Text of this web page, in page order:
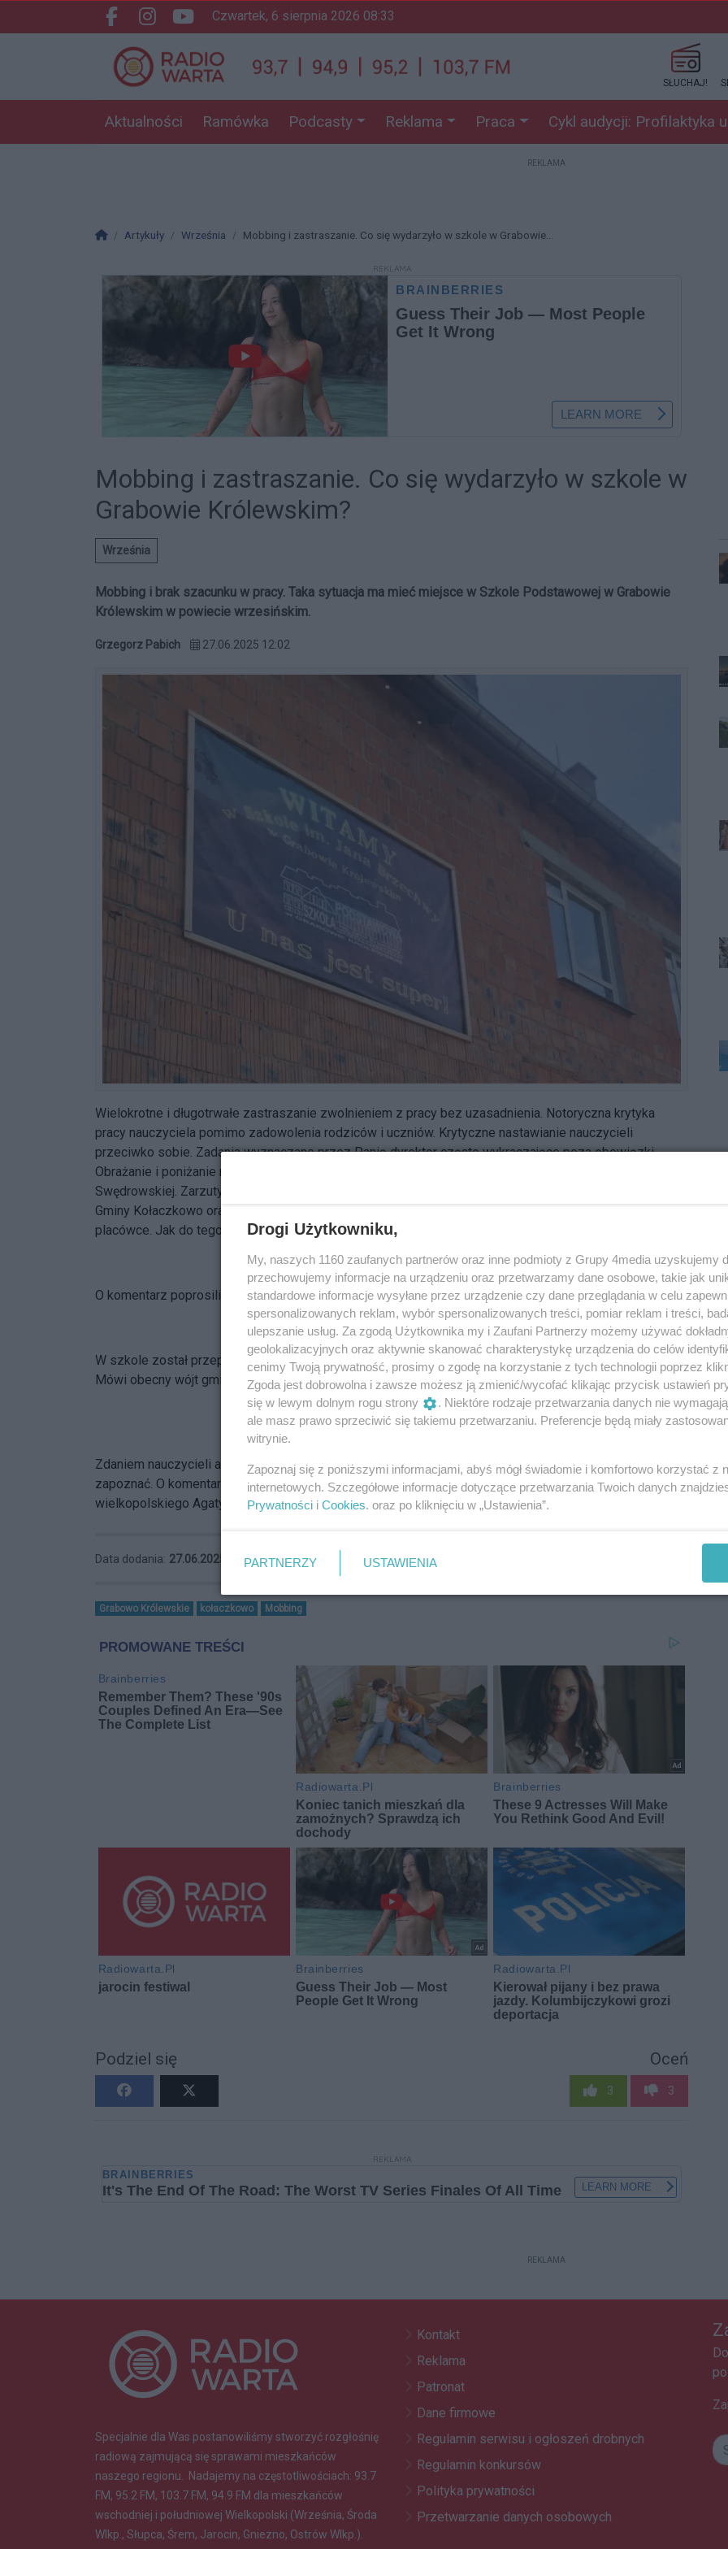
Facebook.com
Instagram.com
Youtube.com
czwartek, 6 sierpnia 2026 08:33
SŁUCHAJ!
Aktualności Ramówka Podcasty Reklama Praca Cykl audycji: Profilaktyka
REKLAMA
Strona główna
Artykuły Września Mobbing i zastraszanie. Co się wydarzyło w szkole w Grabowie...
REKLAMA
Mobbing i zastraszanie. Co się wydarzyło w szkole w
Grabowie Królewskim?
Września
Mobbing i brak szacunku w pracy. Taka sytuacja ma mieć miejsce w Szkole Podstawowej w Grabowie
Królewskim w powiecie wrzesińskim.
Grzegorz Pabich 27.06.2025 12:02
Wielokrotne i długotrwałe zastraszanie zwolnieniem z pracy bez uzasadnienia. Notoryczna krytyka
pracy nauczyciela pomimo zadowolenia rodziców i uczniów. Krytyczne nastawianie nauczycieli
przeciwko sobie. Zadania wyznaczane przez Panią dyrektor często wykraczające poza obowiązki.
Obrażanie i poniżanie nauczycieli. To tylko część zarzutów stawianych Pani dyrektor Ilonie
Swędrowskiej. Zarzuty te pojawiły się w piśmie skierowanym do wójta Gminy Kołaczkowo, radnych
Gminy Kołaczkowo oraz innych instytucji. Sprawa ma dotyczyć połowy nauczycieli zatrudnionych w
placówce. Jak do tego odnosi się dyrektor Ilona Swędrowska?
O komentarz poprosiliśmy również Teresę Waszak byłą wójt Gminy Kołaczkowo:
W szkole został przeprowadzony audyt, który jednak mógł nie wykazać wszystkich nieprawidłowości.
Mówi obecny wójt gminy Kołaczkowo MariuszGomulski:
Zdaniem nauczycieli audyt został przeprowadzony nierzetelnie, a z jego wynikami nie mogli się oni
zapoznać. O komentarz do całej sprawy zwróciliśmy się również do wojewody województwa
wielkopolskiego Agaty Sobczyk, czekamy na odpowiedź. Do tematu powrócimy.
Data dodania: 27.06.2025 12:02
Grabowo Królewskie kołaczkowo Mobbing
Podziel się Oceń
3 3
REKLAMA
REKLAMA
Specjalnie dla Was postanowiliśmy stworzyć rozgłośnię
radiową zajmującą się sprawami mieszkańców
naszego regionu.
Nadajemy na częstotliwościach: 93.7
FM, 95.2 FM, 103.7 FM, 94.9 FM dla mieszkańców
wschodniej i południowej Wielkopolski (Września, Środa
Wlkp., Słupca, Śrem, Jarocin, Gniezno, Ostrów Wlkp.).
Kontakt
Reklama
Patronat
Dane firmowe
Regulamin serwisu i ogłoszeń drobnych
Regulamin konkursów
Polityka prywatności
Przetwarzanie danych osobowych
Drogi Użytkowniku,
My, naszych 1160 zaufanych partnerów oraz inne podmioty z Grupy 4media uzyskujemy
przechowujemy informacje na urządzeniu oraz przetwarzamy dane osobowe, takie jak
standardowe informacje wysyłane przez urządzenie czy dane przeglądania w celu
spersonalizowanych reklam, wybór spersonalizowanych treści, pomiar reklam i treści,
ulepszanie usług. Za zgodą Użytkownika my i Zaufani Partnerzy możemy używać
geolokalizacyjnych oraz aktywnie skanować charakterystykę urządzenia do celów
cenimy Twoją prywatność, prosimy o zgodę na korzystanie z tych technologii poprzez
Zgoda jest dobrowolna i zawsze możesz ją zmienić/wycofać klikając przycisk ustawień
się w lewym dolnym rogu strony
. Niektóre rodzaje przetwarzania danych nie
ale masz prawo sprzeciwić się takiemu przetwarzaniu. Preferencje będą miały
witrynie.
Zapoznaj się z poniższymi informacjami, abyś mógł świadomie i komfortowo korzystać z
internetowych. Szczegółowe informacje dotyczące przetwarzania Twoich danych
Prywatności i Cookies. oraz po kliknięciu w „Ustawienia”.
PARTNERZY USTAWIENIA